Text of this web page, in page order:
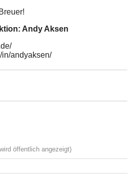
Andy Aksen
in/andyaksen/
öffentlich angezeigt)